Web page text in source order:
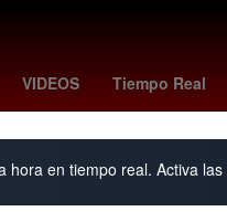
VIDEOS Tiempo Real
Onana juventude - atlético
hora en tiempo real. Activa